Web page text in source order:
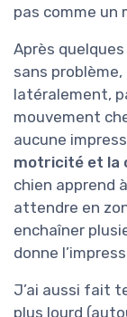
pas comme un
Après
sans
latéralement,
mouvement
aucune
motricité et la
chien apprend
attendre en
enchaîner
donne
J’ai aussi fait
plus lourd